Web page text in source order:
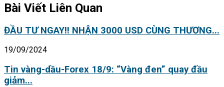
Bài Viết Liên Quan
ĐẦU TƯ NGAY!! NHẬN 3000 USD CÙNG THƯƠNG...
19/09/2024
Tin vàng-dầu-Forex 18/9: “Vàng đen” quay đầu
giảm...